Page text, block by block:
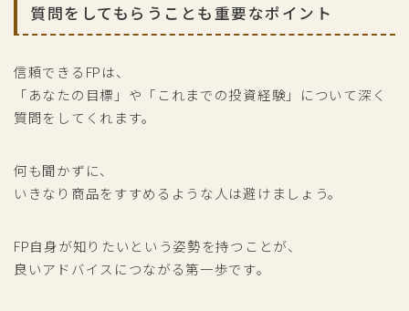
質問をしてもらうことも重要なポイント
信頼できるFPは、
「あなたの目標」や「これまでの投資経験」について深く
質問をしてくれます。
何も聞かずに、
いきなり商品をすすめるような人は避けましょう。
FP自身が知りたいという姿勢を持つことが、
良いアドバイスにつながる第一歩です。